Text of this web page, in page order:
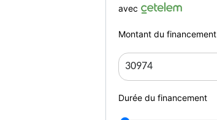
avec
Montant du financement
Durée du financement